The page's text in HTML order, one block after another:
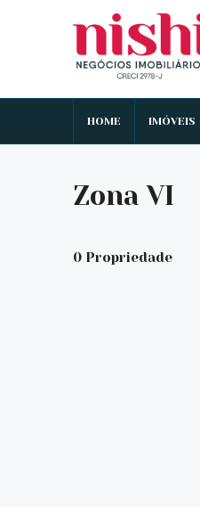
HOME IMÓVEIS
Zona VI
0 Propriedade